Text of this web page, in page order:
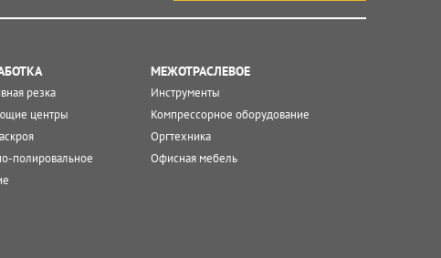
резка
центры
полировальное
МЕЖОТРАСЛЕВОЕ
Инструменты
Компрессорное оборудование
Оргтехника
Офисная мебель